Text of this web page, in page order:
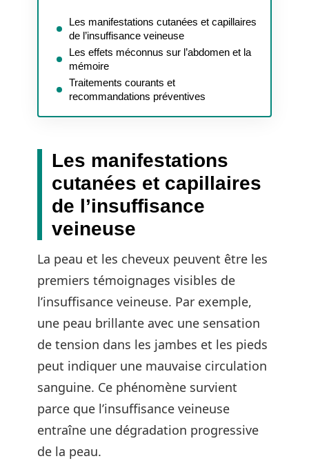
Les manifestations cutanées et capillaires
de l’insuffisance veineuse
Les effets méconnus sur l’abdomen et la
mémoire
Traitements courants et
recommandations préventives
Les manifestations
cutanées et capillaires
de l’insuffisance
veineuse
La peau et les cheveux peuvent être les
premiers témoignages visibles de
l’insuffisance veineuse. Par exemple,
une peau brillante avec une sensation
de tension dans les jambes et les pieds
peut indiquer une mauvaise circulation
sanguine. Ce phénomène survient
parce que l’insuffisance veineuse
entraîne une dégradation progressive
de la peau.